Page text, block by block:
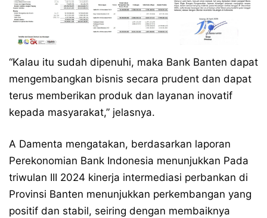
“Kalau itu sudah dipenuhi, maka Bank Banten dapat
mengembangkan bisnis secara prudent dan dapat
terus memberikan produk dan layanan inovatif
kepada masyarakat,” jelasnya.
A Damenta mengatakan, berdasarkan laporan
Perekonomian Bank Indonesia menunjukkan Pada
triwulan III 2024 kinerja intermediasi perbankan di
Provinsi Banten menunjukkan perkembangan yang
positif dan stabil, seiring dengan membaiknya